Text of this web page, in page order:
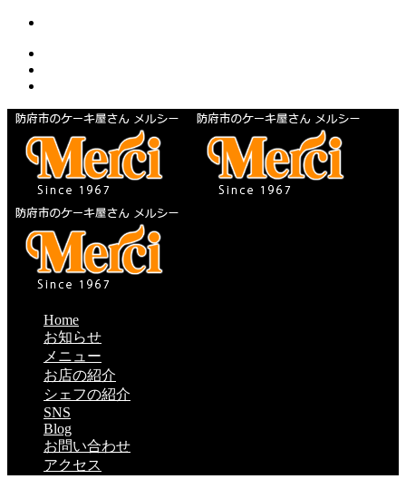
Home
お知らせ
メニュー
お店の紹介
シェフの紹介
SNS
Blog
お問い合わせ
アクセス